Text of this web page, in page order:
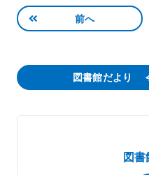
前へ
図書館だより
図書